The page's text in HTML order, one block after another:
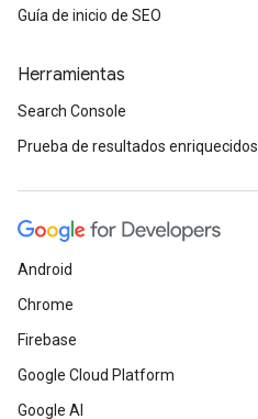
Guía de inicio de SEO
Herramientas
Search Console
Prueba de resultados enriquecidos
Android
Chrome
Firebase
Google Cloud Platform
Google AI